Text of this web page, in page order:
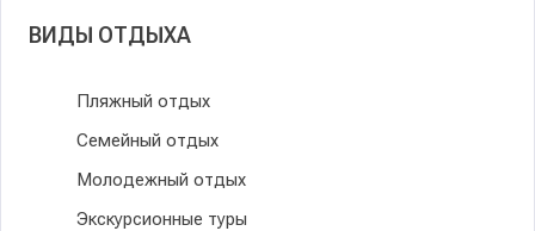
ВИДЫ ОТДЫХА
Пляжный отдых
Семейный отдых
Молодежный отдых
Экскурсионные туры